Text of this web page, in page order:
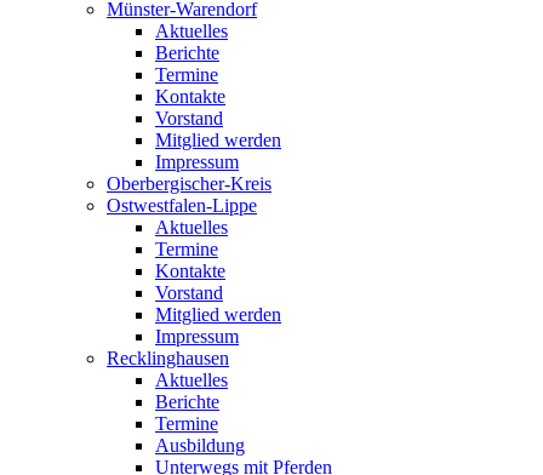
Münster-Warendorf
Aktuelles
Berichte
Termine
Kontakte
Vorstand
Mitglied werden
Impressum
Oberbergischer-Kreis
Ostwestfalen-Lippe
Aktuelles
Termine
Kontakte
Vorstand
Mitglied werden
Impressum
Recklinghausen
Aktuelles
Berichte
Termine
Ausbildung
Unterwegs mit Pferden